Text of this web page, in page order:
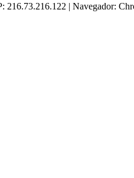
216.73.216.122 | Navegador: